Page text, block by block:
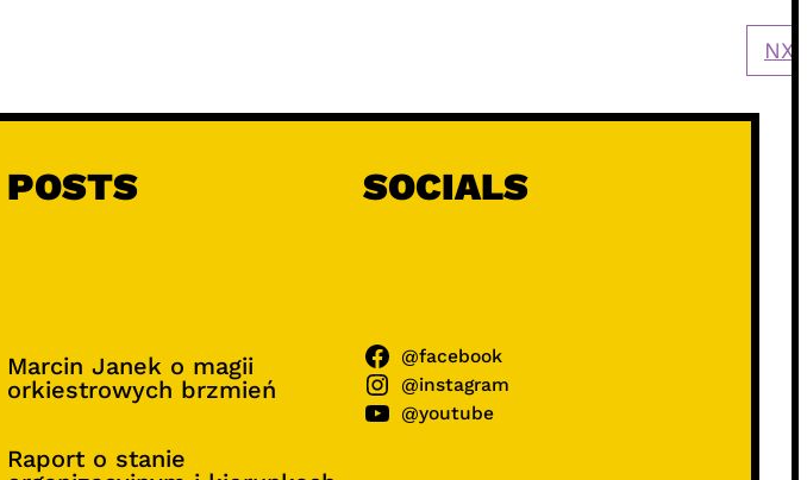
POSTS
Marcin Janek o magii
orkiestrowych brzmień
Raport o stanie
SOCIALS
@facebook
@instagram
@youtube